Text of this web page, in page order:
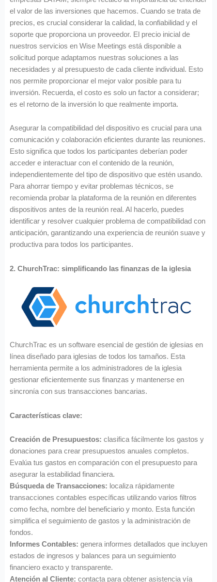
el valor de las inversiones que hacemos. Cuando se trata de
precios, es crucial considerar la calidad, la confiabilidad y el
soporte que proporciona un proveedor. El precio inicial de
nuestros servicios en Wise Meetings está disponible a
solicitud porque adaptamos nuestras soluciones a las
necesidades y al presupuesto de cada cliente individual. Esto
nos permite proporcionar el mejor valor posible para tu
inversión. Recuerda, el costo es solo un factor a considerar;
es el retorno de la inversión lo que realmente importa.
Asegurar la compatibilidad del dispositivo es crucial para una
comunicación y colaboración eficientes durante las reuniones.
Esto significa que todos los participantes deberían poder
acceder e interactuar con el contenido de la reunión,
independientemente del tipo de dispositivo que estén usando.
Para ahorrar tiempo y evitar problemas técnicos, se
recomienda probar la plataforma de la reunión en diferentes
dispositivos antes de la reunión real. Al hacerlo, puedes
identificar y resolver cualquier problema de compatibilidad con
anticipación, garantizando una experiencia de reunión suave y
productiva para todos los participantes.
2. ChurchTrac: simplificando las finanzas de la iglesia
ChurchTrac es un software esencial de gestión de iglesias en
línea diseñado para iglesias de todos los tamaños. Esta
herramienta permite a los administradores de la iglesia
gestionar eficientemente sus finanzas y mantenerse en
sincronía con sus transacciones bancarias.
Características clave:
Creación de Presupuestos: clasifica fácilmente los gastos y
donaciones para crear presupuestos anuales completos.
Evalúa tus gastos en comparación con el presupuesto para
asegurar la estabilidad financiera.
Búsqueda de Transacciones: localiza rápidamente
transacciones contables específicas utilizando varios filtros
como fecha, nombre del beneficiario y monto. Esta función
simplifica el seguimiento de gastos y la administración de
fondos.
Informes Contables: genera informes detallados que incluyen
estados de ingresos y balances para un seguimiento
financiero exacto y transparente.
Atención al Cliente: contacta para obtener asistencia vía